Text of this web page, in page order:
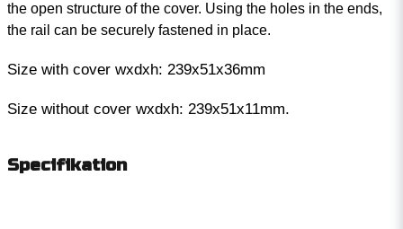
the open structure of the cover. Using the holes in the ends,
the rail can be securely fastened in place.
Size with cover wxdxh: 239x51x36mm
Size without cover wxdxh: 239x51x11mm.
Specifikation